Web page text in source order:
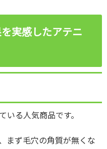
実感したアテニ
いる人気商品です。
まず毛穴の角質が無くな